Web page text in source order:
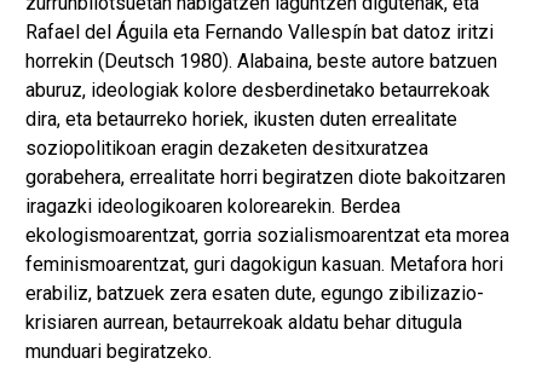
Rafael del Águila eta Fernando Vallespín bat datoz iritzi
horrekin (Deutsch 1980). Alabaina, beste autore batzuen
aburuz, ideologiak kolore desberdinetako betaurrekoak
dira, eta betaurreko horiek, ikusten duten errealitate
soziopolitikoan eragin dezaketen desitxuratzea
gorabehera, errealitate horri begiratzen diote bakoitzaren
iragazki ideologikoaren kolorearekin. Berdea
ekologismoarentzat, gorria sozialismoarentzat eta morea
feminismoarentzat, guri dagokigun kasuan. Metafora hori
erabiliz, batzuek zera esaten dute, egungo zibilizazio-
krisiaren aurrean, betaurrekoak aldatu behar ditugula
munduari begiratzeko.